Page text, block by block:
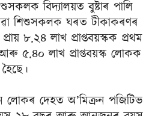
বিদ্যালয়ত বুষ্টাৰ পালি
শিশুসকলক ঘৰত টীকাকৰণৰ
৮.২৪ লাখ প্ৰাপ্তবয়স্কক প্ৰথম
৫.৪০ লাখ প্ৰাপ্তবয়স্ক লোকক
দেহত অ’মিক্ৰন পজিটিভ